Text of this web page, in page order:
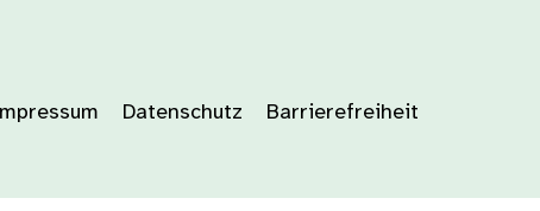
Datenschutz Barrierefreiheit